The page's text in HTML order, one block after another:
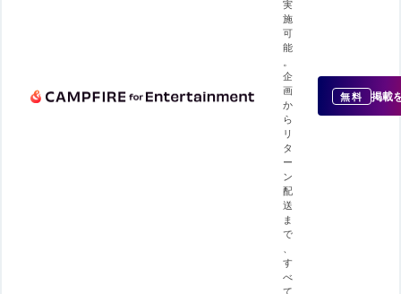
実
施
可
能
。
企
画
か
ら
リ
タ
ー
ン
配
送
ま
で
、
す
べ
て
無料 掲載